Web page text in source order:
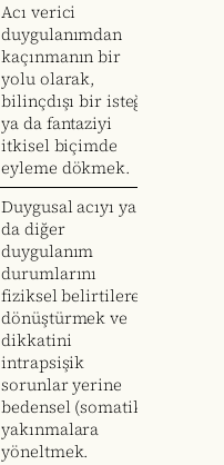
Acı verici
duygulanımdan
kaçınmanın bir
yolu olarak,
bilinçdışı bir isteği
ya da fantaziyi
itkisel biçimde
eyleme dökmek.
Duygusal acıyı ya
da diğer
duygulanım
durumlarını
fiziksel belirtilere
dönüştürmek ve
dikkatini
intrapsişik
sorunlar yerine
bedensel (somatik)
yakınmalara
yöneltmek.